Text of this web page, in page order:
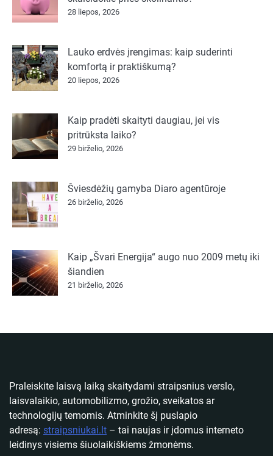
28 liepos, 2026
Lauko erdvės įrengimas: kaip suderinti
komfortą ir praktiškumą?
20 liepos, 2026
Kaip pradėti skaityti daugiau, jei vis
pritrūksta laiko?
29 birželio, 2026
Šviesdėžių gamyba Diaro agentūroje
26 birželio, 2026
Kaip „Švari Energija“ augo nuo 2009 metų iki
šiandien
21 birželio, 2026
Praleiskite laisvą laiką skaitydami straipsnius verslo,
laisvalaikio, automobilizmo, grožio, sveikatos ar
technologijų temomis. Atminkite šį puslapio
adresą: straipsniukai.lt – tai naujas ir įdomus interneto
leidinys visiems šiuolaikiškiems žmonėms.